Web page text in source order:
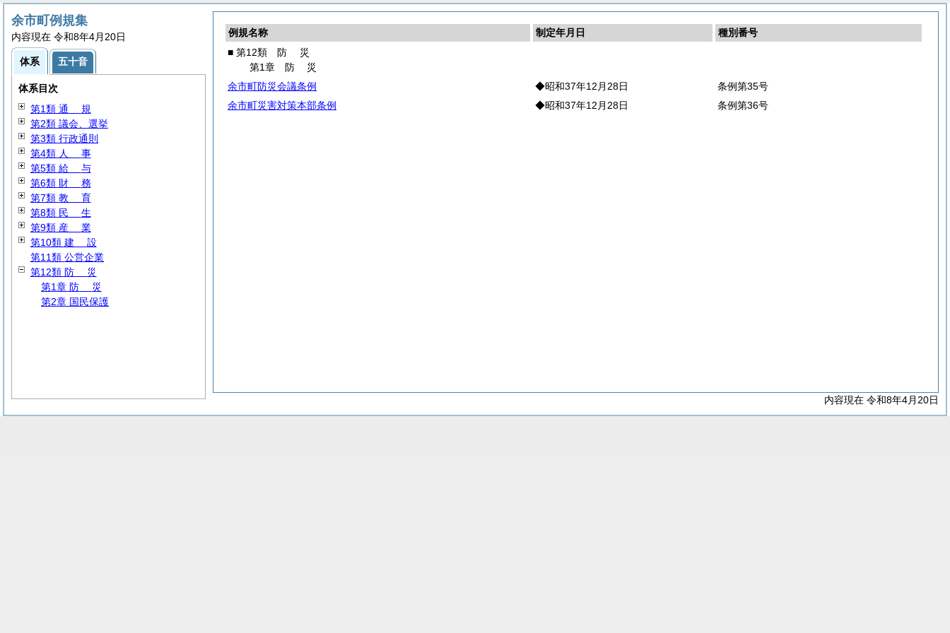
例規名称 制定年月日
種別番号
■ 第12類 防 災
第1章 防 災
余市町防災会議条例
◆昭和37年12月28日
条例第35号
余市町災害対策本部条例
◆昭和37年12月28日 条例第36号
内容現在 令和8年4月20日
余市町例規集
内容現在 令和8年4月20日
体系 五十音
体系目次
第1類 通 規
第2類 議会、選挙
第3類 行政通則
第4類 人 事
第5類 給 与
第6類 財 務
第7類 教 育
第8類 民 生
第9類 産 業
第10類 建 設
第11類 公営企業
第12類 防 災
第1章 防 災
第2章 国民保護